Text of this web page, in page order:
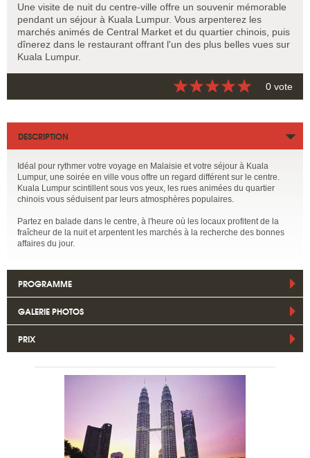
Une visite de nuit du centre-ville offre un souvenir mémorable
pendant un séjour à Kuala Lumpur. Vous arpenterez les
marchés animés de Central Market et du quartier chinois, puis
dînerez dans le restaurant offrant l'un des plus belles vues sur
Kuala Lumpur.
0 vote
DESCRIPTION
Idéal pour rythmer votre voyage en Malaisie et votre séjour à Kuala
Lumpur, une soirée en ville vous offre un regard différent sur le centre.
Kuala Lumpur scintillent sous vos yeux, les rues animées du quartier
chinois vous séduisent par leurs atmosphères populaires.
Partez en balade dans le centre, à l'heure où les locaux profitent de la
fraîcheur de la nuit et arpentent les marchés à la recherche des bonnes
affaires du jour.
PROGRAMME
GALERIE PHOTOS
PRIX